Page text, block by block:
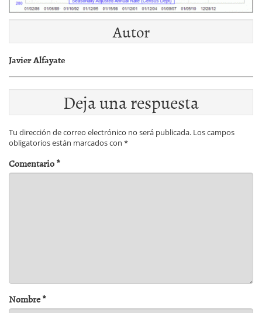
Autor
Javier Alfayate
Deja una respuesta
Tu dirección de correo electrónico no será publicada. Los campos
obligatorios están marcados con *
Comentario*
Nombre*